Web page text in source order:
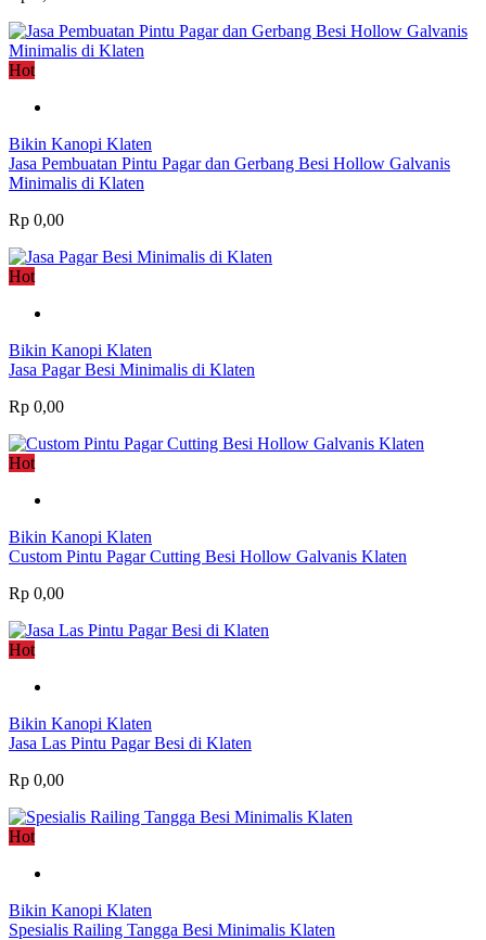
Hot
Bikin Kanopi Klaten
Jasa Pembuatan Pintu Pagar dan Gerbang Besi Hollow Galvanis
Minimalis di Klaten
Rp 0,00
Hot
Bikin Kanopi Klaten
Jasa Pagar Besi Minimalis di Klaten
Rp 0,00
Hot
Bikin Kanopi Klaten
Custom Pintu Pagar Cutting Besi Hollow Galvanis Klaten
Rp 0,00
Hot
Bikin Kanopi Klaten
Jasa Las Pintu Pagar Besi di Klaten
Rp 0,00
Hot
Bikin Kanopi Klaten
Spesialis Railing Tangga Besi Minimalis Klaten